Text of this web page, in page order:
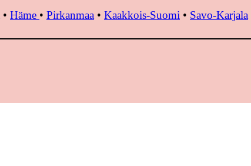
• Häme • Pirkanmaa • Kaakkois-Suomi • Savo-Karjala